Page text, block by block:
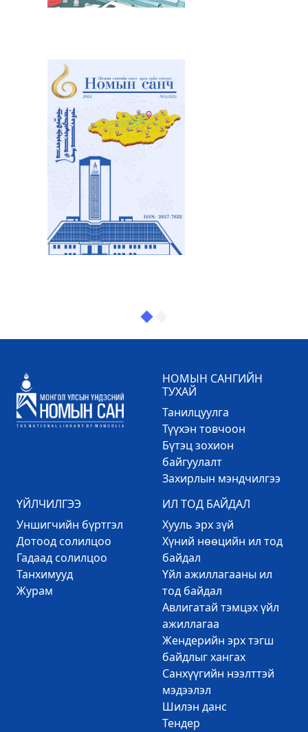
НОМЫН САНГИЙН
ТУХАЙ
Танилцуулга
Түүхэн товчоон
Бүтэц зохион
байгуулалт
Захирлын мэндчилгээ
ҮЙЛЧИЛГЭЭ
Уншигчийн бүртгэл
Дотоод солилцоо
Гадаад солилцоо
Танхимууд
Журам
ИЛ ТОД БАЙДАЛ
Хууль эрх зүй
Хүний нөөцийн ил тод
байдал
Үйл ажиллагааны ил
тод байдал
Авлигатай тэмцэх үйл
ажиллагаа
Жендерийн эрх тэгш
байдлыг хангах
Санхүүгийн нээлттэй
мэдээлэл
Шилэн данс
Тендер